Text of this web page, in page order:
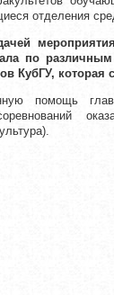
отделения
по
КубГУ, которая
помощь